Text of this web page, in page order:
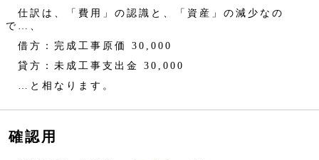
仕訳は、「費用」の認識と、「資産」の減少なの
で…、
借方：完成工事原価 30,000
貸方：未成工事支出金 30,000
…と相なります。
確認用